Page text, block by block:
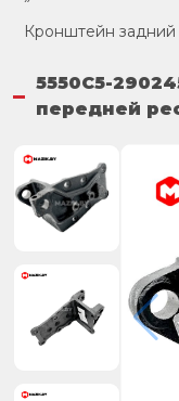
Кронштейн
5550С5-
передней